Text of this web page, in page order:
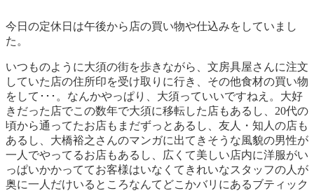
今日の定休日は午後から店の買い物や仕込みをしていまし
た。
いつものように大須の街を歩きながら、文房具屋さんに注文
していた店の住所印を受け取りに行き、その他食材の買い物
をして･･･。なんかやっぱり、大須っていいですねえ。大好
きだった店でこの数年で大須に移転した店もあるし、20代の
頃から通ってたお店もまだずっとあるし、友人・知人の店も
あるし、大橋裕之さんのマンガに出てきそうな風貌の男性が
一人でやってるお店もあるし、広くて美しい店内に洋服がい
っぱいかかっててお客様はいなくてきれいなスタッフの人が
奥に一人だけいるところなんてどこかバリにあるブティック